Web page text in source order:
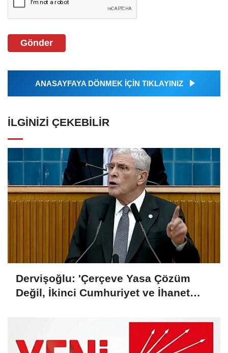
Gönder
ANASAYFAYA DÖNMEK İÇİN TIKLAYINIZ
İLGINIZI ÇEKEBILIR
Dervişoğlu: 'Çerçeve Yasa Çözüm
Değil, İkinci Cumhuriyet ve İhanet